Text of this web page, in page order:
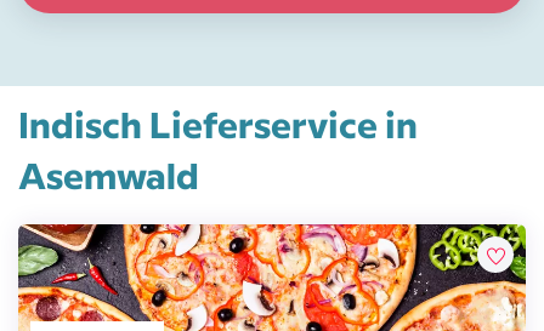
Indisch Lieferservice in
Asemwald